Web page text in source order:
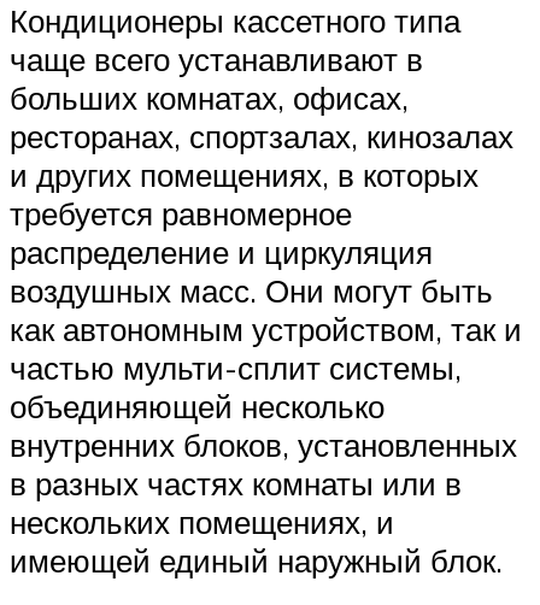
Кондиционеры кассетного типа
чаще всего устанавливают в
больших комнатах, офисах,
ресторанах, спортзалах, кинозалах
и других помещениях, в которых
требуется равномерное
распределение и циркуляция
воздушных масс. Они могут быть
как автономным устройством, так и
частью мульти-сплит системы,
объединяющей несколько
внутренних блоков, установленных
в разных частях комнаты или в
нескольких помещениях, и
имеющей единый наружный блок.